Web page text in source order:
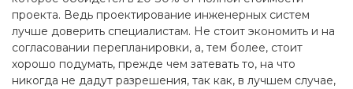
проекта. Ведь проектирование инженерных систем
лучше доверить специалистам. Не стоит экономить и на
согласовании перепланировки, а, тем более, стоит
хорошо подумать, прежде чем затевать то, на что
никогда не дадут разрешения, так как, в лучшем случае,